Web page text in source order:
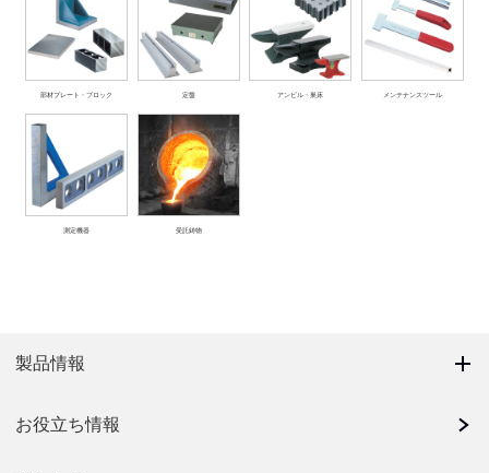
部材プレート・ブロック 定盤 アンビル・巣床 メンテナンスツール
測定機器 受託鋳物
製品情報
お役立ち情報